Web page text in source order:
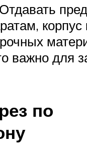
корпус
важно для
по